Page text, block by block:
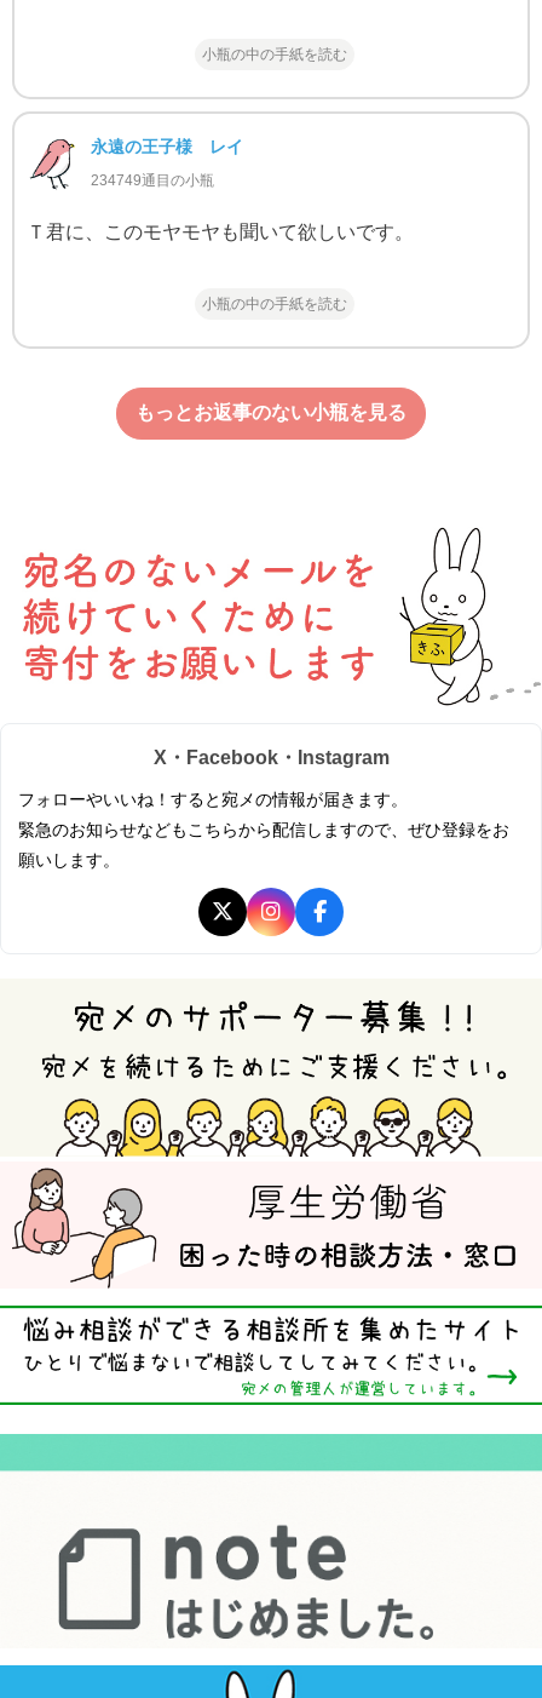
小瓶の中の手紙を読む
永遠の王子様 レイ
234749通目の小瓶
Ｔ君に、このモヤモヤも聞いて欲しいです。
小瓶の中の手紙を読む
もっとお返事のない小瓶を見る
X・Facebook・Instagram
フォローやいいね！すると宛メの情報が届きます。
緊急のお知らせなどもこちらから配信しますので、ぜひ登録をお
願いします。